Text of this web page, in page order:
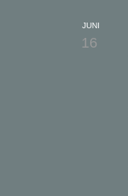
JUNI
16